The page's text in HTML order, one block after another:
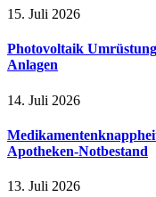
15. Juli 2026
Photovoltaik
Anlagen
14. Juli 2026
Apotheken-Notbestand
13. Juli 2026